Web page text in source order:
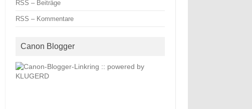
RSS – Beiträge
RSS – Kommentare
Canon Blogger